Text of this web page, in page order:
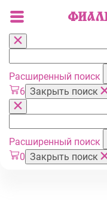
Расширенный поиск
6 Закрыть поиск
Расширенный поиск
0 Закрыть поиск